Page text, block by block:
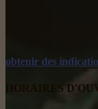
obtenir des
HORAIRES